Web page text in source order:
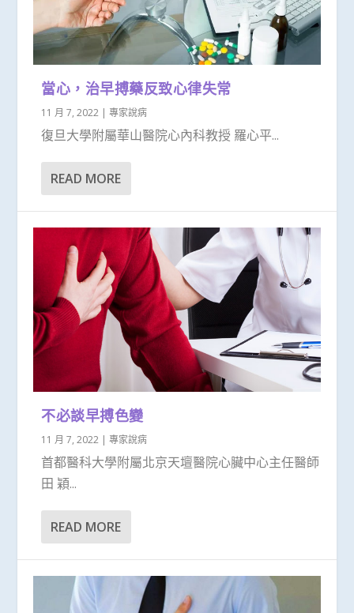
當心，治早搏藥反致心律失常
11 月 7, 2022 |專家說病
復旦大學附屬華山醫院心內科教授 羅心平...
READ MORE
不必談早搏色變
11 月 7, 2022 |專家說病
首都醫科大學附屬北京天壇醫院心臟中心主任醫師
田 穎...
READ MORE